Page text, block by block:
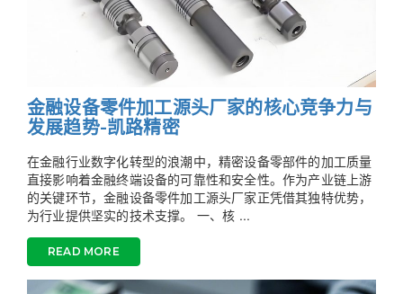
金融设备零件加工源头厂家的核心竞争力与
发展趋势-凯路精密
在金融行业数字化转型的浪潮中，精密设备零部件的加工质量
直接影响着金融终端设备的可靠性和安全性。作为产业链上游
的关键环节，金融设备零件加工源头厂家正凭借其独特优势，
为行业提供坚实的技术支撑。 一、核 ...
READ MORE